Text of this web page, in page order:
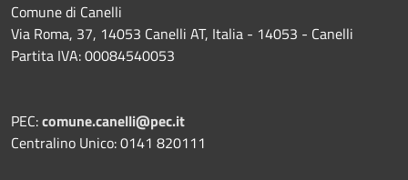
Comune di Canelli
Via Roma, 37, 14053 Canelli AT, Italia - 14053 - Canelli
Partita IVA: 00084540053
PEC:comune.canelli@pec.it
Centralino Unico: 0141 820111